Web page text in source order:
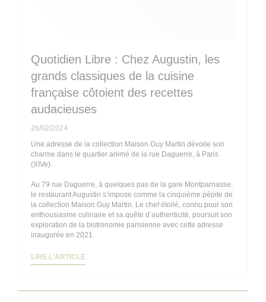
Quotidien Libre : Chez Augustin, les
grands classiques de la cuisine
française côtoient des recettes
audacieuses
26/02/2024
Une adresse de la collection Maison Guy Martin dévoile son
charme dans le quartier animé de la rue Daguerre, à Paris
(XIVe).
Au 79 rue Daguerre, à quelques pas de la gare Montparnasse,
le restaurant Augustin s’impose comme la cinquième pépite de
la collection Maison Guy Martin. Le chef étoilé, connu pour son
enthousiasme culinaire et sa quête d’authenticité, poursuit son
exploration de la bistronomie parisienne avec cette adresse
inaugurée en 2021.
LIRE L'ARTICLE